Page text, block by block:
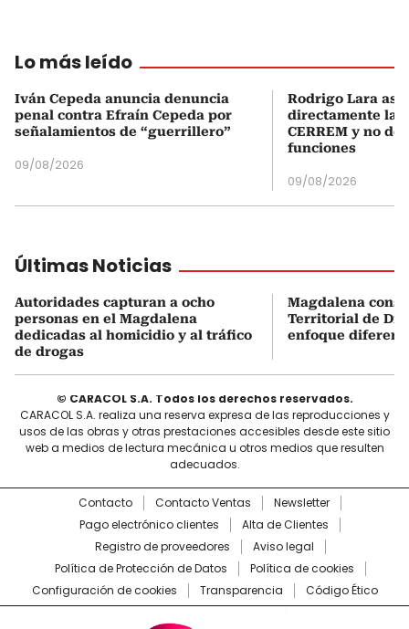
Lo más leído
Iván Cepeda anuncia denuncia
penal contra Efraín Cepeda por
señalamientos de “guerrillero”
09/08/2026
Rodrigo Lara
directamente la
CERREM y no
funciones
09/08/2026
Últimas Noticias
Autoridades capturan a ocho
personas en el Magdalena
dedicadas al homicidio y al tráfico
de drogas
Magdalena
Territorial de
enfoque
© CARACOL S.A. Todos los derechos reservados.
CARACOL S.A. realiza una reserva expresa de las reproducciones y
usos de las obras y otras prestaciones accesibles desde este sitio
web a medios de lectura mecánica u otros medios que resulten
adecuados.
Contacto Contacto Ventas
Newsletter
Pago electrónico clientes
Alta de Clientes
Registro de proveedores
Aviso legal
Política de Protección de Datos
Política de cookies
Configuración de cookies
Transparencia Código Ético